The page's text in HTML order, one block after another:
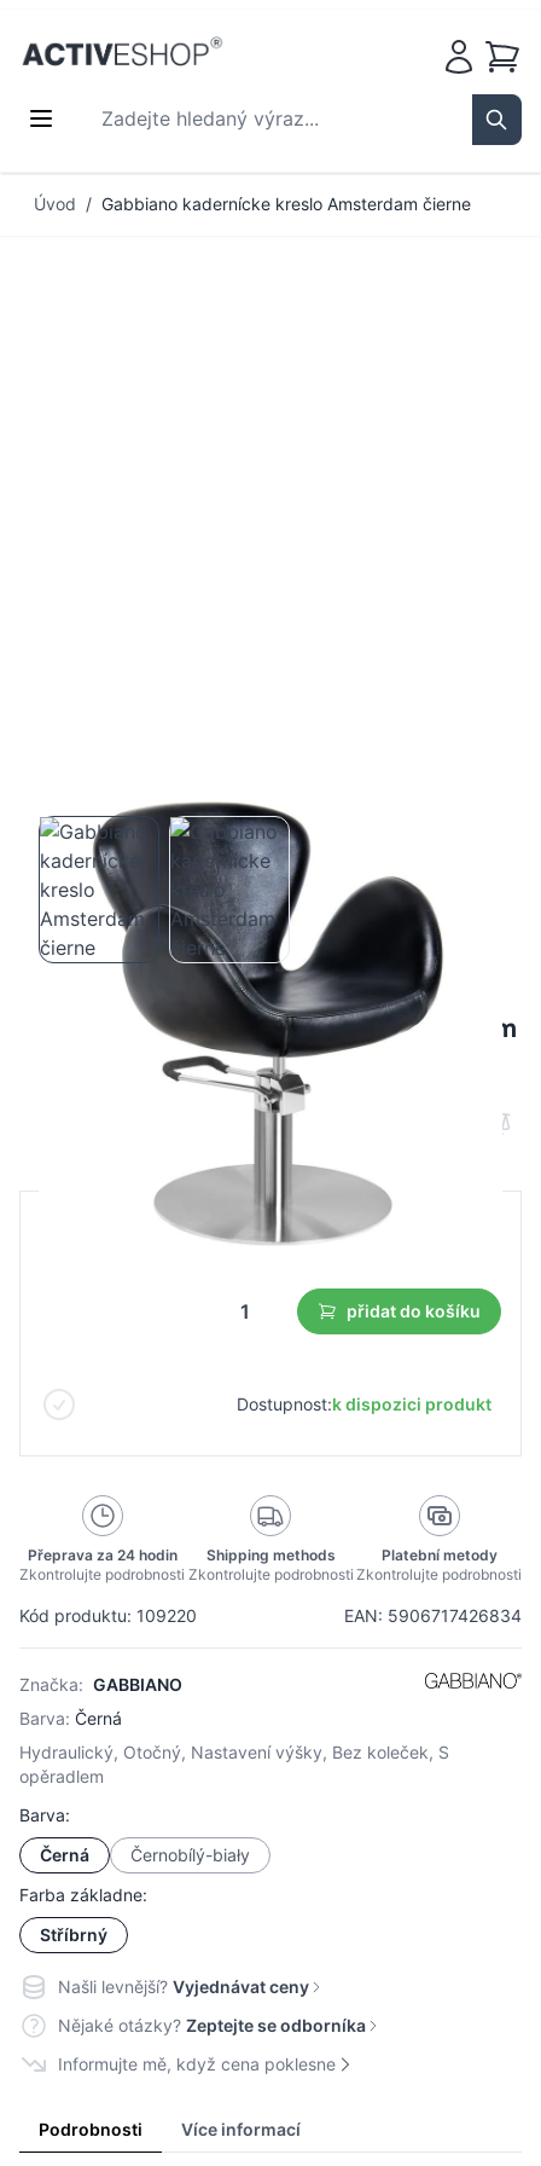
Zadejte hledaný výraz...
Košík
Úvod / Gabbiano kadernícke kreslo Amsterdam čierne
Gabbiano kadernícke kreslo Amsterdam
Kód produktu: 109220 EAN: 5906717426834
Značka: GABBIANO
Barva: Černá
Hydraulický, Otočný, Nastavení výšky, Bez koleček, S
opěradlem
Barva:
Černá
Černobílý-biały
Farba základne:
Stříbrný
B2B cena Maloobchodní cena
324,99 €
přidat do košíku
Dostupnost:k dispozici produkt
Přeprava za 24 hodin
Zkontrolujte podrobnosti
Shipping methods
Zkontrolujte podrobnosti
Platební metody
Zkontrolujte podrobnosti
Našli levnější? Vyjednávat ceny
Nějaké otázky? Zeptejte se odborníka
Informujte mě, když cena poklesne
Podrobnosti Více informací